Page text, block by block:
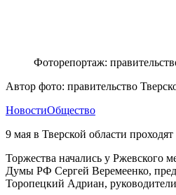
Фоторепортаж:
Автор фото: правительство
НовостиОбщество
9 мая в Тверской области
Торжества начались у Ржевского
Думы РФ Сергей Веремеенко,
Торопецкий Адриан,